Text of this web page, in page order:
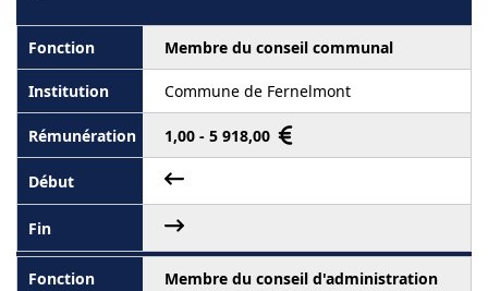
Membre du conseil communal
Commune de Fernelmont
1,00 - 5 918,00
Membre du conseil d'administration